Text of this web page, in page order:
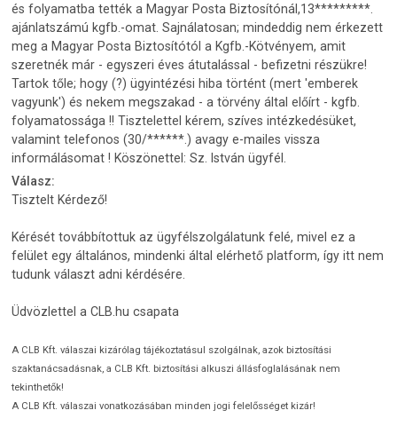
és folyamatba tették a Magyar Posta Biztosítónál,13*********.
ajánlatszámú kgfb.-omat. Sajnálatosan; mindeddig nem érkezett
meg a Magyar Posta Biztosítótól a Kgfb.-Kötvényem, amit
szeretnék már - egyszeri éves átutalással - befizetni részükre!
Tartok tőle; hogy (?) ügyintézési hiba történt (mert 'emberek
vagyunk') és nekem megszakad - a törvény által előírt - kgfb.
folyamatossága !! Tisztelettel kérem, szíves intézkedésüket,
valamint telefonos (30/******.) avagy e-mailes vissza
informálásomat ! Köszönettel: Sz. István ügyfél.
Válasz:
Tisztelt Kérdező!
Kérését továbbítottuk az ügyfélszolgálatunk felé, mivel ez a
felület egy általános, mindenki által elérhető platform, így itt nem
tudunk választ adni kérdésére.
Üdvözlettel a CLB.hu csapata
A CLB Kft. válaszai kizárólag tájékoztatásul szolgálnak, azok biztosítási
szaktanácsadásnak, a CLB Kft. biztosítási alkuszi állásfoglalásának nem
tekinthetők!
A CLB Kft. válaszai vonatkozásában minden jogi felelősséget kizár!